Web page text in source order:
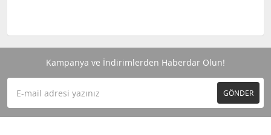
Kampanya ve İndirimlerden Haberdar Olun!
GÖNDER